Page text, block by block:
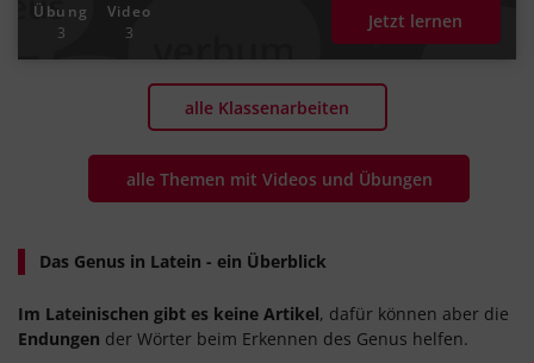
Übung
3
Video
3
Jetzt lernen
alle Klassenarbeiten
alle Themen mit Videos und Übungen
Das Genus in Latein - ein Überblick
Im Lateinischen gibt es keine Artikel, dafür können aber die
Endungen der Wörter beim Erkennen des Genus helfen.